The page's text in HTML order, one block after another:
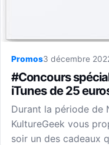
Promos3 décembre
#Concours
iTunes de 25
Durant la période de
KultureGeek vous
soir un des cadeaux